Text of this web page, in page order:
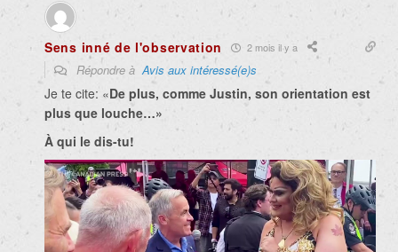
Sens inné de l'observation 2 mois il y a
Répondre àAvis aux intéressé(e)s
Je te cite: «De plus, comme Justin, son orientation est
plus que louche…»
À qui le dis-tu!